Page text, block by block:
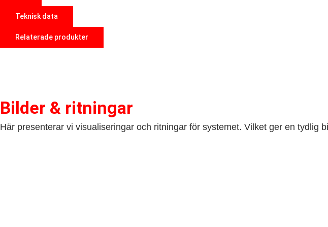
Teknisk data
Relaterade produkter
Bilder & ritningar
Här presenterar vi visualiseringar och ritningar för systemet. Vilket ger en tydlig